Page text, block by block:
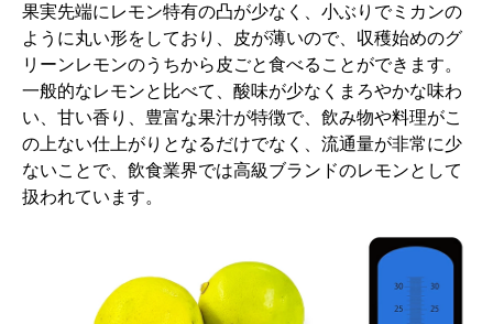
果実先端にレモン特有の凸が少なく、小ぶりでミカンの
ように丸い形をしており、皮が薄いので、収穫始めのグ
リーンレモンのうちから皮ごと食べることができます。
一般的なレモンと比べて、酸味が少なくまろやかな味わ
い、甘い香り、豊富な果汁が特徴で、飲み物や料理がこ
の上ない仕上がりとなるだけでなく、流通量が非常に少
ないことで、飲食業界では高級ブランドのレモンとして
扱われています。